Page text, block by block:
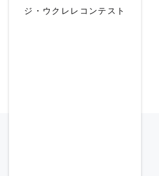
ジ・ウクレレコンテスト